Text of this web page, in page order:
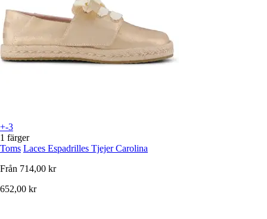
+-3
1 färger
Toms Laces Espadrilles Tjejer Carolina
Från 714,00 kr
652,00 kr